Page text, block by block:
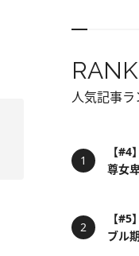
人気記事
【
尊女
【
ブル